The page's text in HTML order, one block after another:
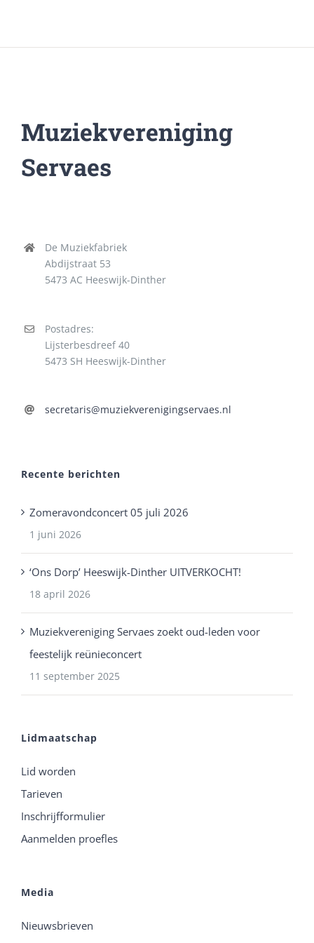
Muziekvereniging
Servaes
De Muziekfabriek
Abdijstraat 53
5473 AC Heeswijk-Dinther
Postadres:
Lijsterbesdreef 40
5473 SH Heeswijk-Dinther
secretaris@muziekverenigingservaes.nl
Recente berichten
Zomeravondconcert 05 juli 2026
1 juni 2026
‘Ons Dorp’ Heeswijk-Dinther UITVERKOCHT!
18 april 2026
Muziekvereniging Servaes zoekt oud-leden voor
feestelijk reünieconcert
11 september 2025
Lidmaatschap
Lid worden
Tarieven
Inschrijfformulier
Aanmelden proefles
Media
Nieuwsbrieven